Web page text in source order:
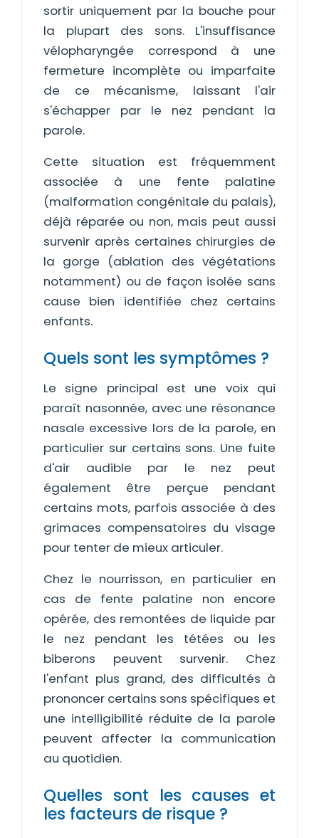
sortir uniquement par la bouche pour
la plupart des sons. L'insuffisance
vélopharyngée correspond à une
fermeture incomplète ou imparfaite
de ce mécanisme, laissant l'air
s'échapper par le nez pendant la
parole.
Cette situation est fréquemment
associée à une fente palatine
(malformation congénitale du palais),
déjà réparée ou non, mais peut aussi
survenir après certaines chirurgies de
la gorge (ablation des végétations
notamment) ou de façon isolée sans
cause bien identifiée chez certains
enfants.
Quels sont les symptômes ?
Le signe principal est une voix qui
paraît nasonnée, avec une résonance
nasale excessive lors de la parole, en
particulier sur certains sons. Une fuite
d'air audible par le nez peut
également être perçue pendant
certains mots, parfois associée à des
grimaces compensatoires du visage
pour tenter de mieux articuler.
Chez le nourrisson, en particulier en
cas de fente palatine non encore
opérée, des remontées de liquide par
le nez pendant les tétées ou les
biberons peuvent survenir. Chez
l'enfant plus grand, des difficultés à
prononcer certains sons spécifiques et
une intelligibilité réduite de la parole
peuvent affecter la communication
au quotidien.
Quelles sont les causes et
les facteurs de risque ?